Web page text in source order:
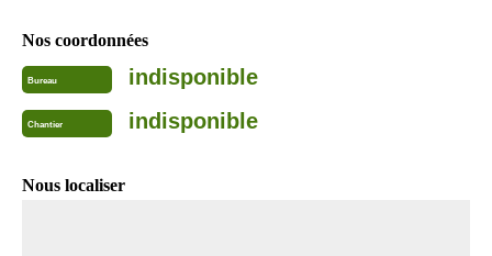
Nos coordonnées
Bureau indisponible
Chantier indisponible
Nous localiser